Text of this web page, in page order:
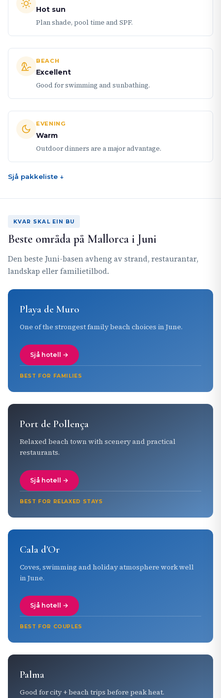
Hot sun
Plan shade, pool time and SPF.
BEACH
Excellent
Good for swimming and sunbathing.
EVENING
Warm
Outdoor dinners are a major advantage.
Sjå pakkeliste ↓
KVAR SKAL EIN BU
Beste områda på Mallorca i Juni
Den beste Juni-basen avheng av strand, restaurantar,
landskap eller familietilbod.
Playa de Muro
One of the strongest family beach choices in June.
Sjå hotell →
BEST FOR FAMILIES
Port de Pollença
Relaxed beach town with scenery and practical
restaurants.
Sjå hotell →
BEST FOR RELAXED STAYS
Cala d'Or
Coves, swimming and holiday atmosphere work well
in June.
Sjå hotell →
BEST FOR COUPLES
Palma
Good for city + beach trips before peak heat.